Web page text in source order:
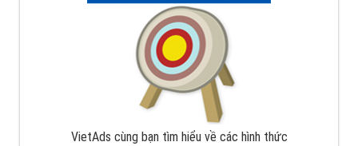
VietAds cùng bạn tìm hiểu về các hình thức